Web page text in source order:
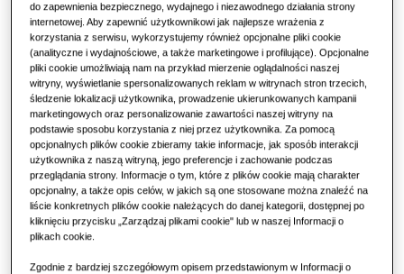
Biura
Zrównoważony rozwój
One Samsung
do zapewnienia bezpiecznego, wydajnego i niezawodnego działania strony
internetowej. Aby zapewnić użytkownikowi jak najlepsze wrażenia z
korzystania z serwisu, wykorzystujemy również opcjonalne pliki cookie
(analityczne i wydajnościowe, a także marketingowe i profilujące). Opcjonalne
pliki cookie umożliwiają nam na przykład mierzenie oglądalności naszej
witryny, wyświetlanie spersonalizowanych reklam w witrynach stron trzecich,
śledzenie lokalizacji użytkownika, prowadzenie ukierunkowanych kampanii
marketingowych oraz personalizowanie zawartości naszej witryny na
podstawie sposobu korzystania z niej przez użytkownika. Za pomocą
opcjonalnych plików cookie zbieramy takie informacje, jak sposób interakcji
użytkownika z naszą witryną, jego preferencje i zachowanie podczas
przeglądania strony. Informacje o tym, które z plików cookie mają charakter
opcjonalny, a także opis celów, w jakich są one stosowane można znaleźć na
liście konkretnych plików cookie należących do danej kategorii, dostępnej po
kliknięciu przycisku „Zarządzaj plikami cookie" lub w naszej Informacji o
plikach cookie.
Zgodnie z bardziej szczegółowym opisem przedstawionym w Informacji o